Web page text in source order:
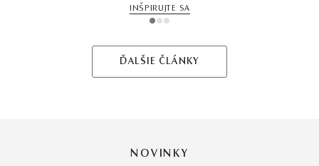
INŠPIRUJTE SA
1 2 3
ĎALŠIE ČLÁNKY
NOVINKY